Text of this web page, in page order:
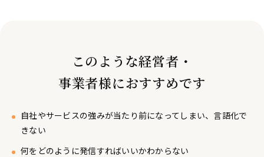
このような経営者・
事業者様におすすめです
自社やサービスの強みが当たり前になってしまい、言語化で
きない
何をどのように発信すればいいかわからない